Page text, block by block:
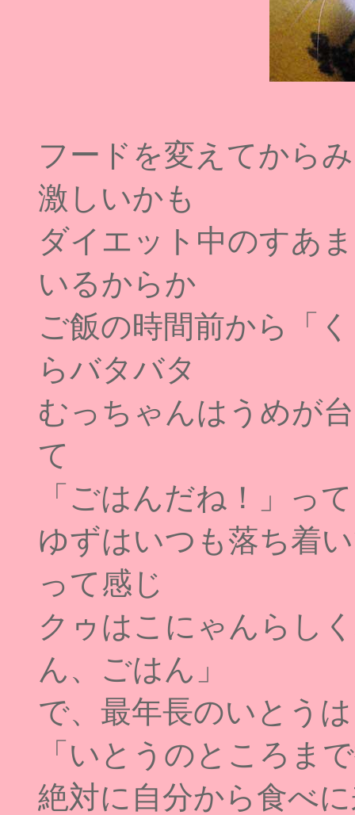
フードを変えてから
激しいかも
ダイエット中のすあ
いるからか
ご飯の時間前から「
らバタバタ
むっちゃんはうめが
て
「ごはんだね！」っ
ゆずはいつも落ち着
って感じ
クゥはこにゃんらし
ん、ごはん」
で、最年長のいとう
「いとうのところま
絶対に自分から食べ